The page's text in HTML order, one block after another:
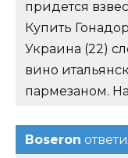
придется
Купить
Украина (22)
вино
пармезаном.
Boseron